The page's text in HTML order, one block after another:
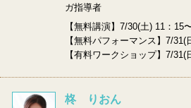
ガ指導者
【無料講演】7/30(土) 11：15
【無料パフォーマンス】7/31(
【有料ワークショップ】7/
柊 りおん